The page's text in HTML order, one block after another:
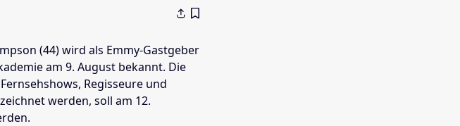
(44) wird als Emmy-Gastgeber
am 9. August bekannt. Die
Regisseure und
werden, soll am 12.